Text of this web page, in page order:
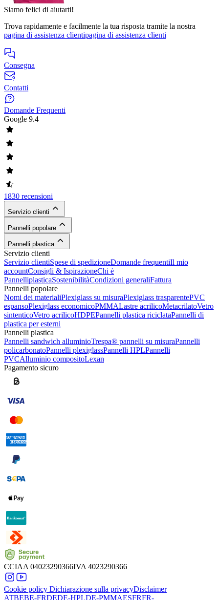
Siamo felici di aiutarti!
Trova rapidamente e facilmente la tua risposta tramite la nostra
pagina di assistenza clientipagina di assistenza clienti
Consegna
Contatti
Domande Frequenti
Google 9.4
1830 recensioni
Servizio clienti
Pannelli popolare
Pannelli plastica
Servizio clienti
Servizio clientiSpese di spedizioneDomande frequentiIl mio
accountConsigli & IspirazioneChi è
PannelliplasticaSostenibilitàCondizioni generaliFattura
Pannelli popolare
Nomi dei materialiPlexiglass su misuraPlexiglass trasparentePVC
espansoPlexiglass economicoPMMALastre acrilicoMetacrilatoVetro
sintenticoVetro acrilicoHDPEPannelli plastica riciclataPannelli di
plastica per esterni
Pannelli plastica
Pannelli sandwich alluminioTrespa® pannelli su misuraPannelli
policarbonatoPannelli plexiglassPannelli HPLPannelli
PVCAlluminio compositoLexan
Pagamento sicuro
CCIAA 04023290366IVA 4023290366
Cookie policy Dichiarazione sulla privacyDisclaimer
ATBEBE-FRDEDE-HPLDE-PMMAESFRFR-